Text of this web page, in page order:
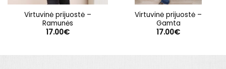
Virtuvinė prijuostė –
Ramunės
17.00€
Virtuvinė prijuostė –
Gamta
17.00€